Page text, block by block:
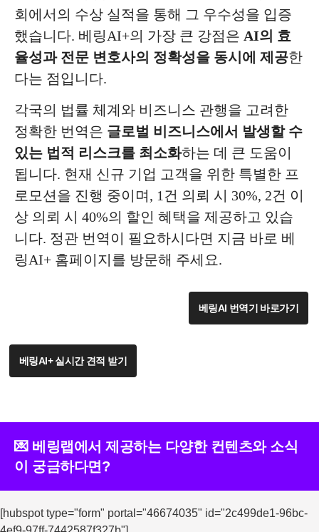
회에서의 수상 실적을 통해 그 우수성을 입증
했습니다. 베링AI+의 가장 큰 강점은 AI의 효
율성과 전문 변호사의 정확성을 동시에 제공한
다는 점입니다.
각국의 법률 체계와 비즈니스 관행을 고려한
정확한 번역은 글로벌 비즈니스에서 발생할 수
있는 법적 리스크를 최소화하는 데 큰 도움이
됩니다. 현재 신규 기업 고객을 위한 특별한 프
로모션을 진행 중이며, 1건 의뢰 시 30%, 2건 이
상 의뢰 시 40%의 할인 혜택을 제공하고 있습
니다. 정관 번역이 필요하시다면 지금 바로 베
링AI+ 홈페이지를 방문해 주세요.
베링AI 번역기 바로가기
베링AI+ 실시간 견적 받기
💌 베링랩에서 제공하는 다양한 컨텐츠와 소식
이 궁금하다면?
[hubspot type="form" portal="46674035" id="2c499de1-96bc-